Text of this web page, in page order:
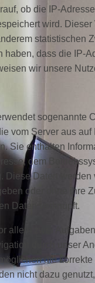
ob die IP-Adresse
wird. Dieser
statistischen
haben, dass die IP-
wir unsere
sogenannte
vom Server aus auf
Sie enthalten
dem
Diese Daten werden
oder ohne ihre
Daten verknüpft.
allem zwei
durch unser
die
nicht dazu